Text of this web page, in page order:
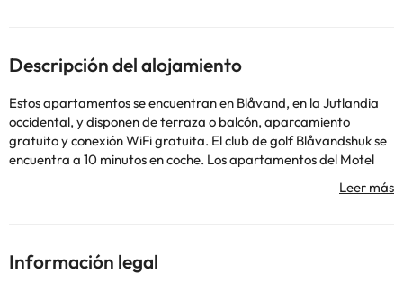
Descripción del alojamiento
Estos apartamentos se encuentran en Blåvand, en la Jutlandia
occidental, y disponen de terraza o balcón, aparcamiento
gratuito y conexión WiFi gratuita. El club de golf Blåvandshuk se
encuentra a 10 minutos en coche. Los apartamentos del Motel
Garni Blåvand tienen zona de cocina o cocina totalmente
equipada, así como zona de estar, TV y baño privado con ducha.
zona de barbacoa. Este alojamiento está a 3 km de Tirpitz,
museo búnker de la época de la II Guerra Mundial, a 40 minutos
Información legal